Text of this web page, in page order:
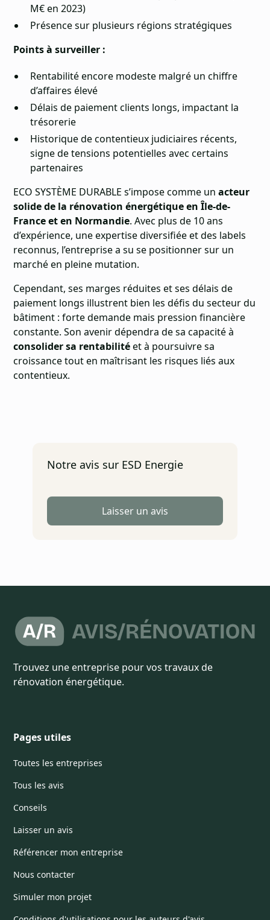
M€ en 2023)
Présence sur plusieurs régions stratégiques
Points à surveiller :
Rentabilité encore modeste malgré un chiffre
d’affaires élevé
Délais de paiement clients longs, impactant la
trésorerie
Historique de contentieux judiciaires récents,
signe de tensions potentielles avec certains
partenaires
ECO SYSTÈME DURABLE s’impose comme unacteur
solide de la rénovation énergétique en Île-de-
France et en Normandie. Avec plus de 10 ans
d’expérience, une expertise diversifiée et des labels
reconnus, l’entreprise a su se positionner sur un
marché en pleine mutation.
Cependant, ses marges réduites et ses délais de
paiement longs illustrent bien les défis du secteur du
bâtiment : forte demande mais pression financière
constante. Son avenir dépendra de sa capacité à
consolider sa rentabilitéet à poursuivre sa
croissance tout en maîtrisant les risques liés aux
contentieux.
Notre avis sur ESD Energie
Laisser un avis
Trouvez une entreprise pour vos travaux de
rénovation énergétique.
Pages utiles
Toutes les entreprises
Tous les avis
Conseils
Laisser un avis
Référencer mon entreprise
Nous contacter
Simuler mon projet